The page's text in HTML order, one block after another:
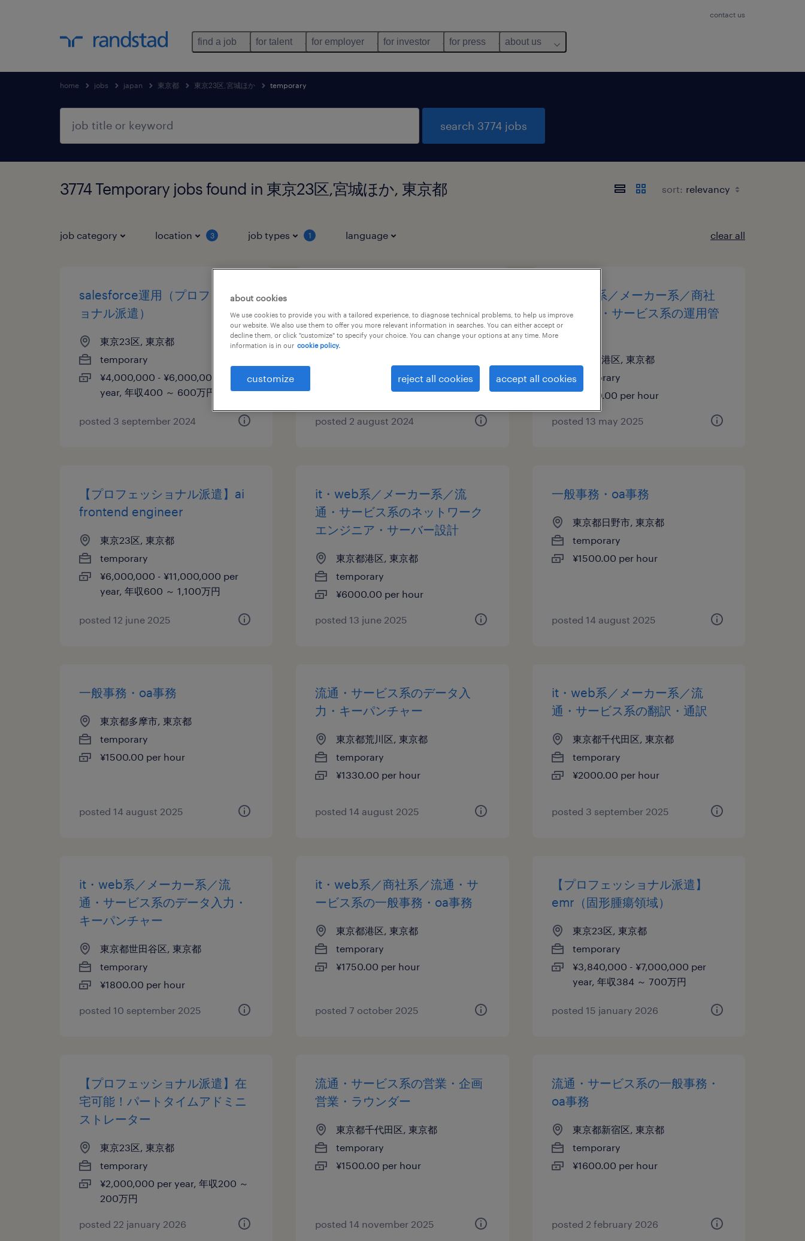
contact us
find a job for talent for employer for investor for press about us
home jobs japan 東京都 東京23区,宮城ほか temporary
search 3774 jobs
3774 Temporary jobs found in 東京23区,宮城ほか, 東京都 sort:
job category location 3 job types 1 language clear all
salesforce運用（プロフェッシ
ョナル派遣）
東京23区, 東京都
temporary
¥4,000,000 - ¥6,000,000 per
year, 年収400 ～ 600万円
posted 3 september 2024
manager
東京23区外, 東京都
¥8,000,000 - ¥9,000,000 per
year, 年収800 ～ 900万円
posted 2 august 2024
it・web系／メーカー系／商社
系／流通・サービス系の運用管
理・保守
東京都港区, 東京都
temporary
¥2500.00 per hour
posted 13 may 2025
【プロフェッショナル派遣】ai
frontend engineer
東京23区, 東京都
temporary
¥6,000,000 - ¥11,000,000 per
year, 年収600 ～ 1,100万円
posted 12 june 2025
it・web系／メーカー系／流
通・サービス系のネットワーク
エンジニア・サーバー設計
東京都港区, 東京都
temporary
¥6000.00 per hour
posted 13 june 2025
一般事務・oa事務
東京都日野市, 東京都
temporary
¥1500.00 per hour
posted 14 august 2025
一般事務・oa事務
東京都多摩市, 東京都
temporary
¥1500.00 per hour
posted 14 august 2025
流通・サービス系のデータ入
力・キーパンチャー
東京都荒川区, 東京都
temporary
¥1330.00 per hour
posted 14 august 2025
it・web系／メーカー系／流
通・サービス系の翻訳・通訳
東京都千代田区, 東京都
temporary
¥2000.00 per hour
posted 3 september 2025
it・web系／メーカー系／流
通・サービス系のデータ入力・
キーパンチャー
東京都世田谷区, 東京都
temporary
¥1800.00 per hour
posted 10 september 2025
it・web系／商社系／流通・サ
ービス系の一般事務・oa事務
東京都港区, 東京都
temporary
¥1750.00 per hour
posted 7 october 2025
【プロフェッショナル派遣】
emr（固形腫瘍領域）
東京23区, 東京都
temporary
¥3,840,000 - ¥7,000,000 per
year, 年収384 ～ 700万円
posted 15 january 2026
【プロフェッショナル派遣】在
宅可能！パートタイムアドミニ
ストレーター
東京23区, 東京都
temporary
¥2,000,000 per year, 年収200 ～
200万円
posted 22 january 2026
流通・サービス系の営業・企画
営業・ラウンダー
東京都千代田区, 東京都
temporary
¥1500.00 per hour
posted 14 november 2025
流通・サービス系の一般事務・
oa事務
東京都新宿区, 東京都
temporary
¥1600.00 per hour
posted 2 february 2026
about cookies
We use cookies to provide you with a tailored experience, to diagnose technical problems, to help us improve
our website. We also use them to offer you more relevant information in searches. You can either accept or
decline them, or click "customize" to specify your choice. You can change your options at any time. More
information is in our cookie policy.
customize reject all cookies accept all cookies